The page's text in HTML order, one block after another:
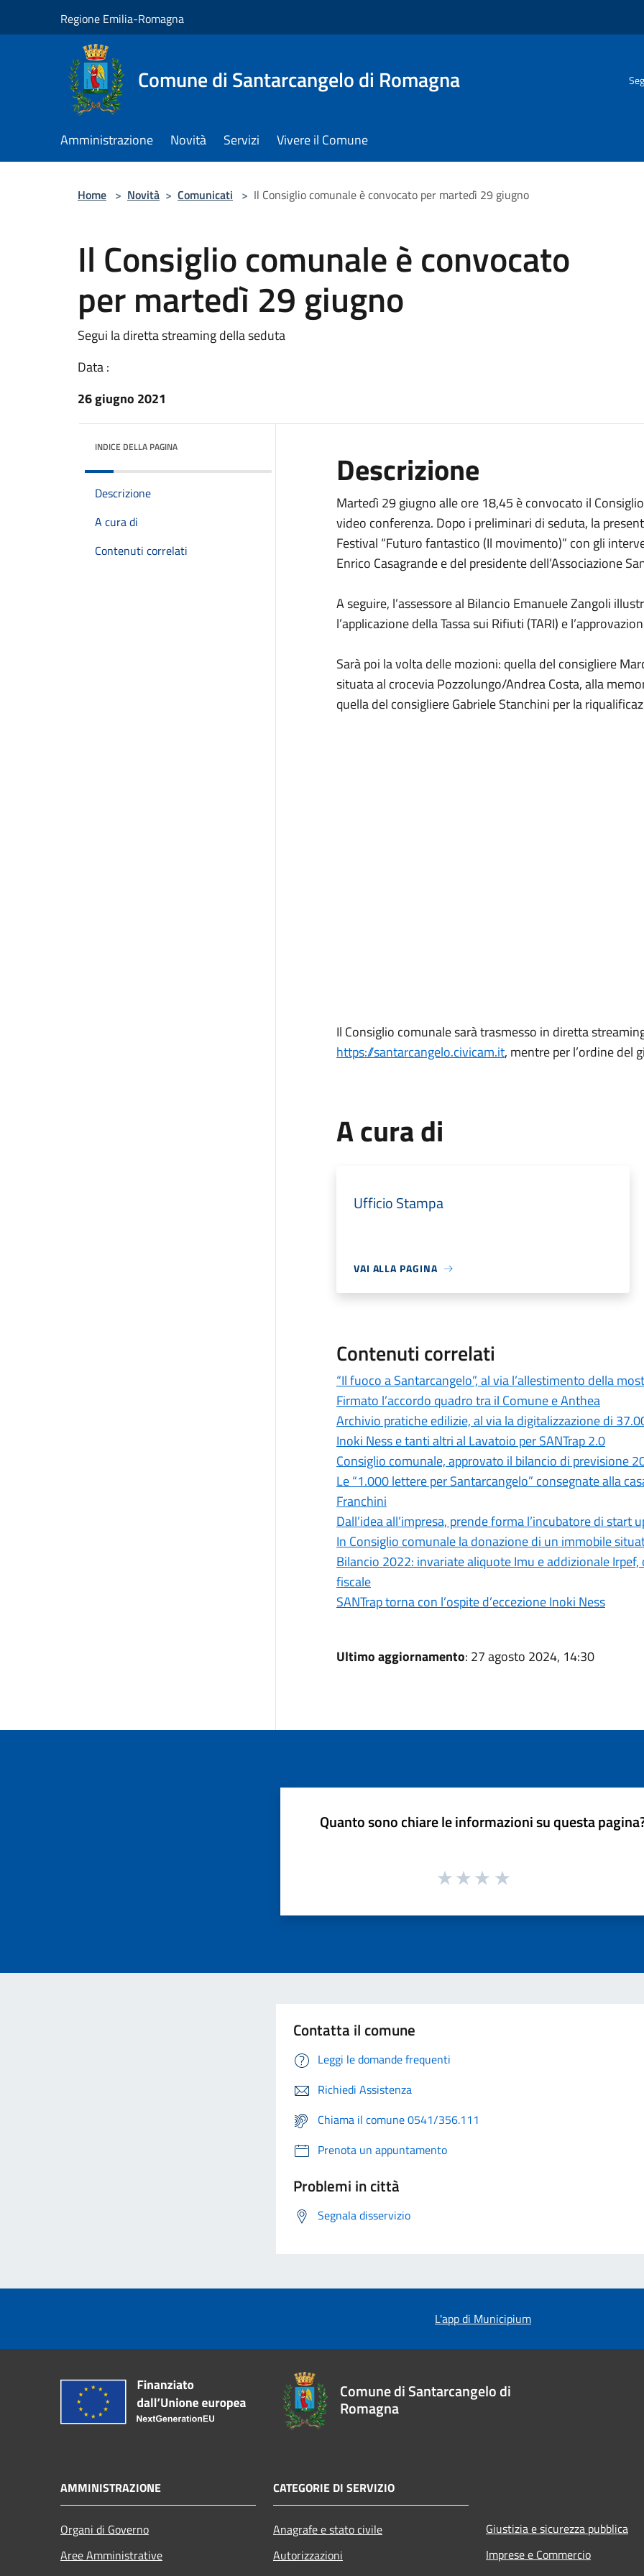
Regione Emilia-Romagna
Comune di Santarcangelo di Romagna
Amministrazione Novità Servizi Vivere il Comune
Home > Novità > Comunicati > Il Consiglio comunale è convocato per martedì 29 giugno
Il Consiglio comunale è convocato
per martedì 29 giugno
Segui la diretta streaming della seduta
Data :
26 giugno 2021
INDICE DELLA PAGINA
Descrizione
A cura di
Contenuti correlati
Descrizione
Martedì 29 giugno alle ore 18,45 è convocato il
video conferenza. Dopo i preliminari di seduta, la
Festival “Futuro fantastico (Il movimento)” con gli
Enrico Casagrande e del presidente dell’Associazione
A seguire, l’assessore al Bilancio Emanuele Zangoli
l’applicazione della Tassa sui Rifiuti (TARI) e
Sarà poi la volta delle mozioni: quella del consigliere
situata al crocevia Pozzolungo/Andrea Costa, alla
quella del consigliere Gabriele Stanchini per la
Il Consiglio comunale sarà trasmesso in diretta
https://santarcangelo.civicam.it, mentre per l’ordine del
A cura di
Ufficio Stampa
VAI ALLA PAGINA
Contenuti correlati
“Il fuoco a Santarcangelo”, al via l’allestimento della
Firmato l’accordo quadro tra il Comune e Anthea
Archivio pratiche edilizie, al via la digitalizzazione di
Inoki Ness e tanti altri al Lavatoio per SANTrap 2.0
Consiglio comunale, approvato il bilancio di previsione
Le “1.000 lettere per Santarcangelo” consegnate alla
Franchini
Dall’idea all’impresa, prende forma l’incubatore di
In Consiglio comunale la donazione di un immobile
Bilancio 2022: invariate aliquote Imu e addizionale
fiscale
SANTrap torna con l’ospite d’eccezione Inoki Ness
Ultimo aggiornamento: 27 agosto 2024, 14:30
Quanto sono chiare le informazioni su questa
Contatta il comune
Leggi le domande frequenti
Richiedi Assistenza
Chiama il comune 0541/356.111
Prenota un appuntamento
Problemi in città
Segnala disservizio
L'app di Municipium
Comune di Santarcangelo di
Romagna
AMMINISTRAZIONE
Organi di Governo
Aree Amministrative
CATEGORIE DI SERVIZIO
Anagrafe e stato civile
Autorizzazioni
Giustizia e sicurezza pubblica
Imprese e Commercio